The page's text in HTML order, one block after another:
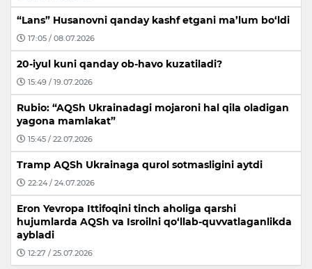
“Lans” Husanovni qanday kashf etgani ma’lum bo‘ldi
17:05 / 08.07.2026
20-iyul kuni qanday ob-havo kuzatiladi?
15:49 / 19.07.2026
Rubio: “AQSh Ukrainadagi mojaroni hal qila oladigan
yagona mamlakat”
15:45 / 22.07.2026
Tramp AQSh Ukrainaga qurol sotmasligini aytdi
22:24 / 24.07.2026
Eron Yevropa Ittifoqini tinch aholiga qarshi
hujumlarda AQSh va Isroilni qo‘llab-quvvatlaganlikda
aybladi
12:27 / 25.07.2026